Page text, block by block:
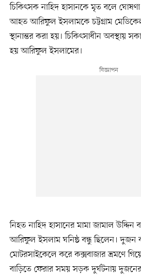
চিকিৎসক নাহিদ হাসানকে মৃত বলে
আহত আরিফুল ইসলামকে চট্টগ্রাম
স্থানান্তর করা হয়। চিকিৎসাধীন অবস্থায়
হয় আরিফুল ইসলামের।
নিহত নাহিদ হাসানের মামা জামাল
আরিফুল ইসলাম ঘনিষ্ঠ বন্ধু ছিলেন।
মোটরসাইকেলে করে কক্সবাজার ভ্রমণে
বাড়িতে ফেরার সময় সড়ক দুর্ঘটনায়